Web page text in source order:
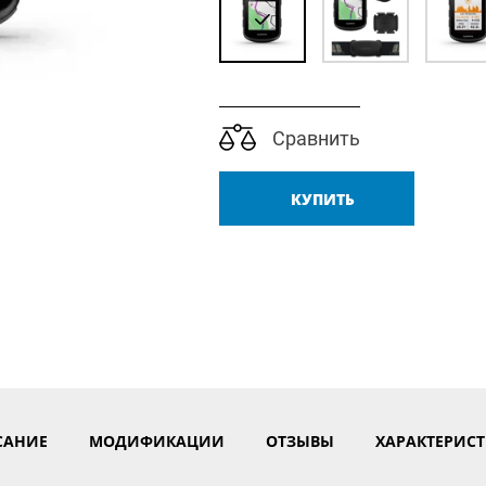
Сравнить
КУПИТЬ
МОДИФИКАЦИИ ОТЗЫВЫ